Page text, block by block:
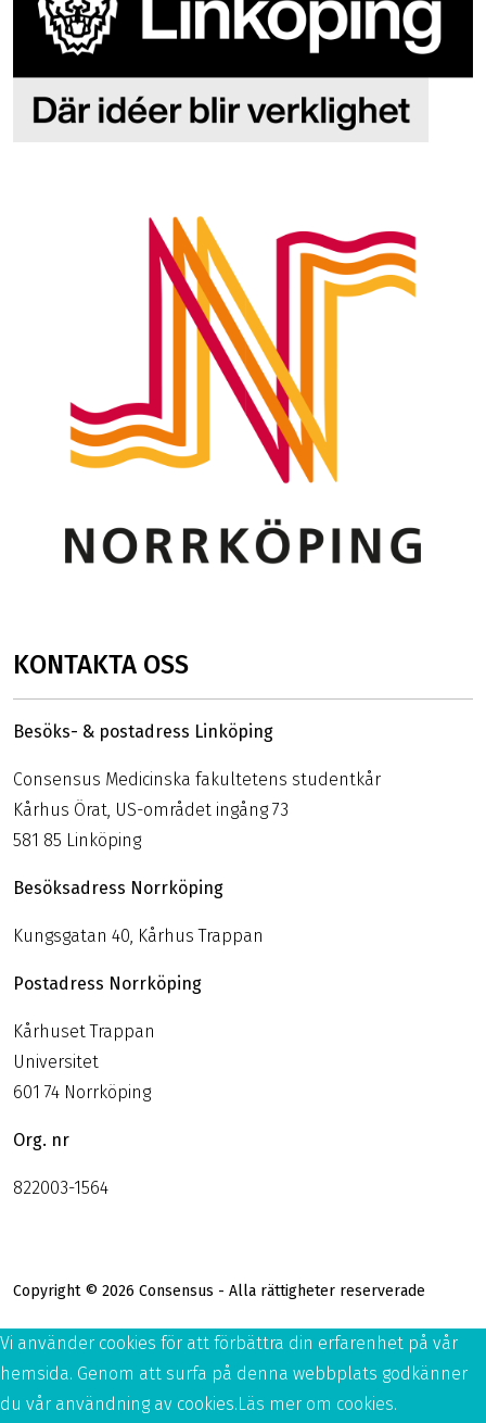
KONTAKTA OSS
Besöks- & postadress Linköping
Consensus Medicinska fakultetens studentkår
Kårhus Örat, US-området ingång 73
581 85 Linköping
Besöksadress Norrköping
Kungsgatan 40, Kårhus Trappan
Postadress Norrköping
Kårhuset Trappan
Universitet
601 74 Norrköping
Org. nr
822003-1564
Copyright © 2026 Consensus - Alla rättigheter reserverade
Vi använder cookies för att förbättra din erfarenhet på vår
hemsida. Genom att surfa på denna webbplats godkänner
du vår användning av cookies.Läs mer om cookies.